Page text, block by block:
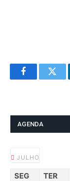
Facebook
AGENDA
JULHO
SEG TER